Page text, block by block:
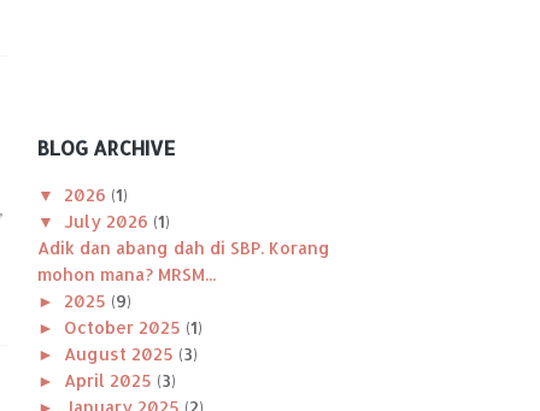
BLOG ARCHIVE
▼ 2026 (1)
▼ July 2026 (1)
Adik dan abang dah di SBP. Korang
mohon mana? MRSM...
► 2025 (9)
► October 2025 (1)
► August 2025 (3)
► April 2025 (3)
► January 2025 (2)